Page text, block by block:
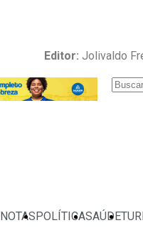
Editor: Jolivaldo
NOTASPOLÍTICASAÚDE